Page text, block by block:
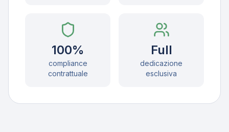
100%
compliance
contrattuale
Full
dedicazione
esclusiva